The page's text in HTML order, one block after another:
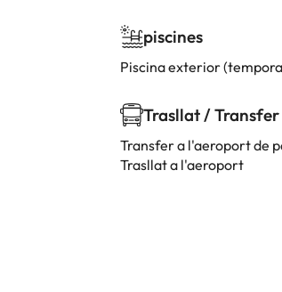
piscines
Piscina exterior
Trasllat / Transfer
Transfer a l'aeroport de
Trasllat a l'aeroport